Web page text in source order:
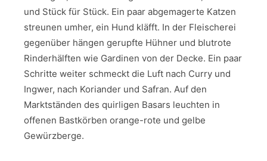
und Stück für Stück. Ein paar abgemagerte Katzen
streunen umher, ein Hund kläfft. In der Fleischerei
gegenüber hängen gerupfte Hühner und blutrote
Rinderhälften wie Gardinen von der Decke. Ein paar
Schritte weiter schmeckt die Luft nach Curry und
Ingwer, nach Koriander und Safran. Auf den
Marktständen des quirligen Basars leuchten in
offenen Bastkörben orange-rote und gelbe
Gewürzberge.